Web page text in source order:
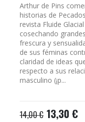
Arthur de Pins
historias de
revista Fluide
cosechando
frescura y
de sus féminas
claridad de ideas
respecto a sus
masculino (¡p...
14,00 € 13,30 €